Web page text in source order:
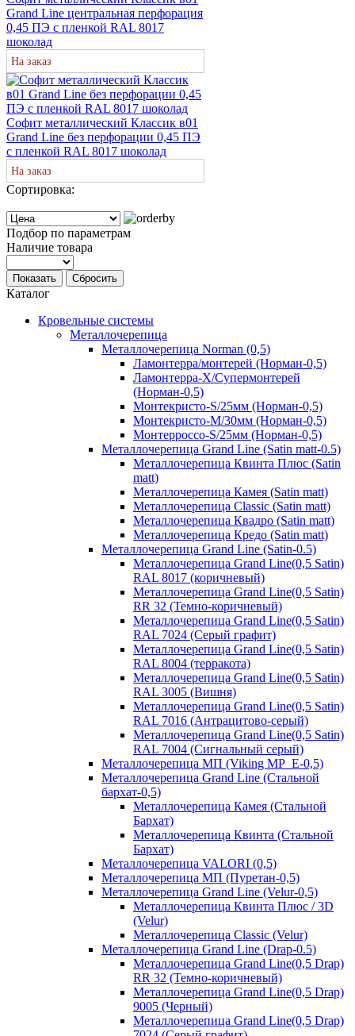
Grand Line центральная перфорация
0,45 ПЭ с пленкой RAL 8017
шоколад
На заказ
Софит металлический Классик в01
Grand Line без перфорации 0,45 ПЭ
с пленкой RAL 8017 шоколад
На заказ
Сортировка:
Подбор по параметрам
Наличие товара
Показать Сбросить
Каталог
Кровельные системы
Металлочерепица
Металлочерепица Norman (0,5)
Ламонтерра/монтерей (Норман-0,5)
Ламонтерра-Х/Супермонтерей
(Норман-0,5)
Монтекристо-S/25мм (Норман-0,5)
Монтекристо-M/30мм (Норман-0,5)
Монтерроссо-S/25мм (Норман-0,5)
Металлочерепица Grand Line (Satin matt-0.5)
Металлочерепица Квинта Плюс (Satin
matt)
Металлочерепица Камея (Satin matt)
Металлочерепица Classic (Satin matt)
Металлочерепица Квадро (Satin matt)
Металлочерепица Кредо (Satin matt)
Металлочерепица Grand Line (Satin-0.5)
Металлочерепица Grand Line(0,5 Satin)
RAL 8017 (коричневый)
Металлочерепица Grand Line(0,5 Satin)
RR 32 (Темно-коричневый)
Металлочерепица Grand Line(0,5 Satin)
RAL 7024 (Серый графит)
Металлочерепица Grand Line(0,5 Satin)
RAL 8004 (терракота)
Металлочерепица Grand Line(0,5 Satin)
RAL 3005 (Вишня)
Металлочерепица Grand Line(0,5 Satin)
RAL 7016 (Антрацитово-серый)
Металлочерепица Grand Line(0,5 Satin)
RAL 7004 (Сигнальный серый)
Металлочерепица МП (Viking MP_E-0,5)
Металлочерепица Grand Line (Стальной
бархат-0,5)
Металлочерепица Камея (Стальной
Бархат)
Металлочерепица Квинта (Стальной
Бархат)
Металлочерепица VALORI (0,5)
Металлочерепица МП (Пуретан-0,5)
Металлочерепица Grand Line (Velur-0,5)
Металлочерепица Квинта Плюс / 3D
(Velur)
Металлочерепица Classic (Velur)
Металлочерепица Grand Line (Drap-0.5)
Металлочерепица Grand Line(0,5 Drap)
RR 32 (Темно-коричневый)
Металлочерепица Grand Line(0,5 Drap)
9005 (Черный)
Металлочерепица Grand Line(0,5 Drap)